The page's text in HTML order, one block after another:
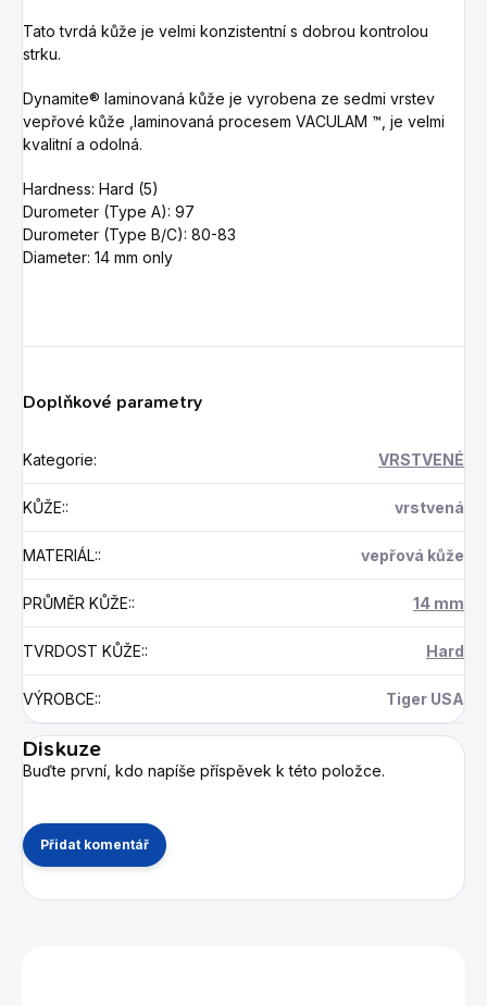
Tato tvrdá kůže je velmi konzistentní s dobrou kontrolou
strku.
Dynamite® laminovaná kůže je vyrobena ze sedmi vrstev
vepřové kůže ,laminovaná procesem VACULAM ™, je velmi
kvalitní a odolná.
Hardness: Hard (5)
Durometer (Type A): 97
Durometer (Type B/C): 80-83
Diameter: 14 mm only
Doplňkové parametry
Kategorie: VRSTVENÉ
KŮŽE:: vrstvená
MATERIÁL:: vepřová kůže
PRŮMĚR KŮŽE:: 14 mm
TVRDOST KŮŽE:: Hard
VÝROBCE:: Tiger USA
Diskuze
Buďte první, kdo napíše příspěvek k této položce.
Přidat komentář